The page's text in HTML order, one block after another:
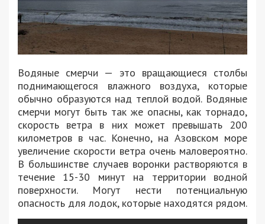
Водяные смерчи — это вращающиеся столбы
поднимающегося влажного воздуха, которые
обычно образуются над теплой водой. Водяные
смерчи могут быть так же опасны, как торнадо,
скорость ветра в них может превышать 200
километров в час. Конечно, на Азовском море
увеличение скорости ветра очень маловероятно.
В большинстве случаев воронки растворяются в
течение 15-30 минут на территории водной
поверхности. Могут нести потенциальную
опасность для лодок, которые находятся рядом.